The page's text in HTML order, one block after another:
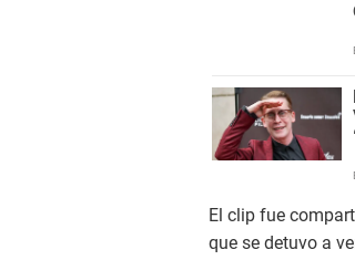
El clip fue
que se detuvo a